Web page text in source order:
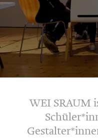
Designforen Österreich
Barrierefreiheit
WEI SRAUM